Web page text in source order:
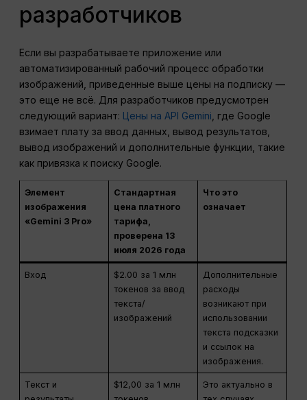
разработчиков
Если вы разрабатываете приложение или
автоматизированный рабочий процесс обработки
изображений, приведенные выше цены на подписку —
это еще не всё. Для разработчиков предусмотрен
следующий вариант: Цены на API Gemini , где Google
взимает плату за ввод данных, вывод результатов,
вывод изображений и дополнительные функции, такие
как привязка к поиску Google.
Элемент
изображения
«Gemini 3 Pro»
Стандартная
цена платного
тарифа,
проверена 13
июля 2026 года
Что это
означает
Вход
$2.00 за 1 млн
токенов за ввод
текста/
изображений
Дополнительные
расходы
возникают при
использовании
текста подсказки
и ссылок на
изображения.
Текст и
$12,00 за 1 млн
Это актуально в